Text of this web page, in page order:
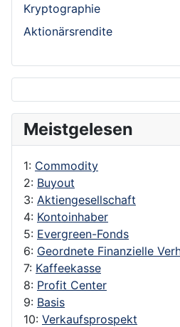
Kryptographie
Aktionärsrendite
Meistgelesen
1: Commodity
2: Buyout
3: Aktiengesellschaft
4: Kontoinhaber
5: Evergreen-Fonds
6: Geordnete Finanzielle
7: Kaffeekasse
8: Profit Center
9: Basis
10: Verkaufsprospekt